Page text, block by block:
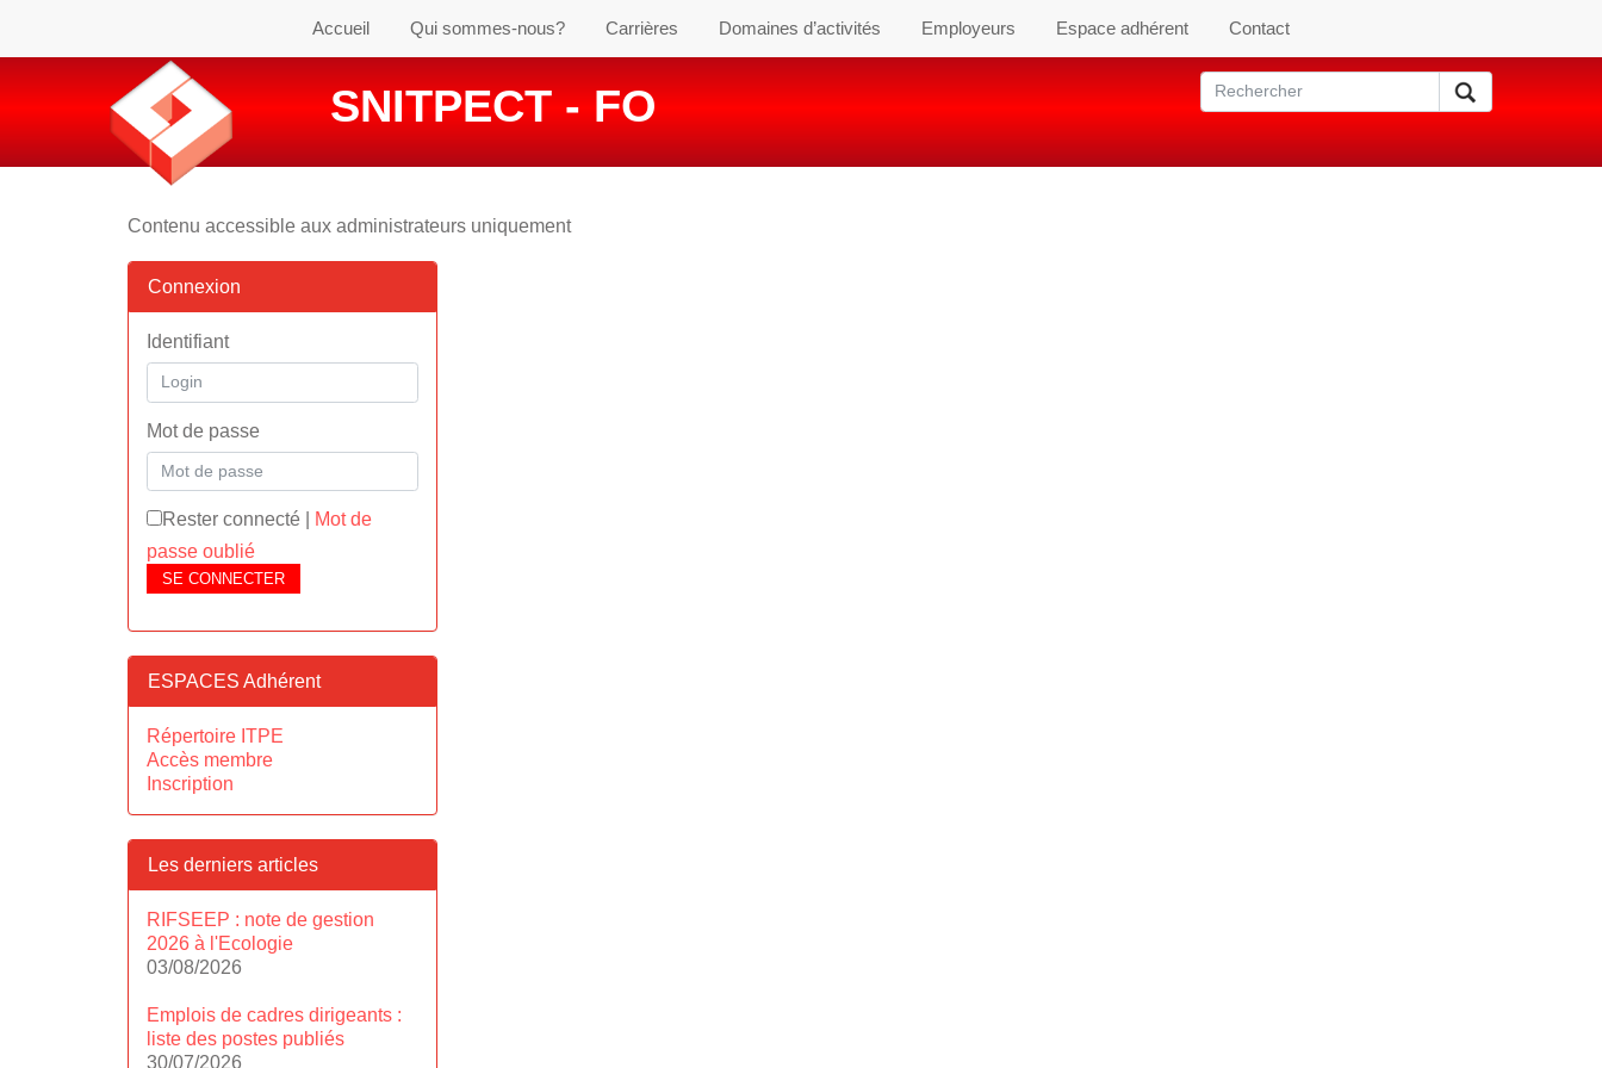
Accueil Qui sommes-nous? Carrières Domaines d’activités Employeurs Espace adhérent Contact
SNITPECT - FO
Contenu accessible aux administrateurs uniquement
Connexion
Identifiant
Mot de passe
Rester connecté
Mot de
passe oublié
SE CONNECTER
ESPACES Adhérent
Répertoire ITPE
Accès membre
Inscription
Les derniers articles
RIFSEEP : note de gestion
2026 à l'Ecologie
03/08/2026
Emplois de cadres dirigeants :
liste des postes publiés
30/07/2026